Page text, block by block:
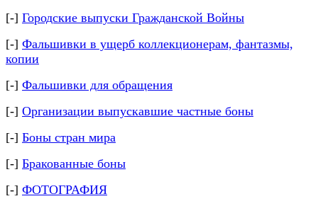
[-] Городские выпуски Гражданской Войны
[-] Фальшивки в ущерб коллекционерам, фантазмы,
копии
[-] Фальшивки для обращения
[-] Организации выпускавшие частные боны
[-] Боны стран мира
[-] Бракованные боны
[-] ФОТОГРАФИЯ